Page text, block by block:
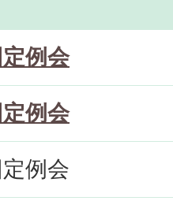
例会
例会
例会